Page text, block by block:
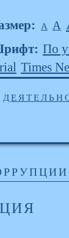
А А
По
Times